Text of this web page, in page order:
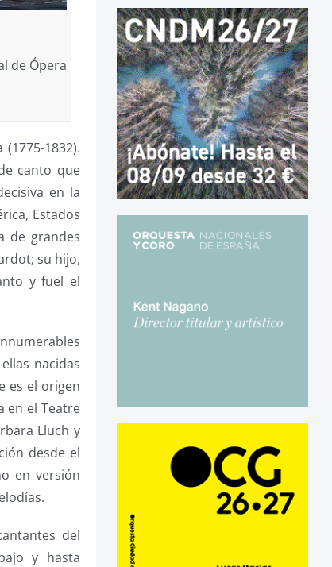
de Ópera
1832).
canto que
en la
Estados
de grandes
su hijo,
y fuel el
nacidas
es el origen
en el Teatre
Lluch y
desde el
en versión
del
y hasta